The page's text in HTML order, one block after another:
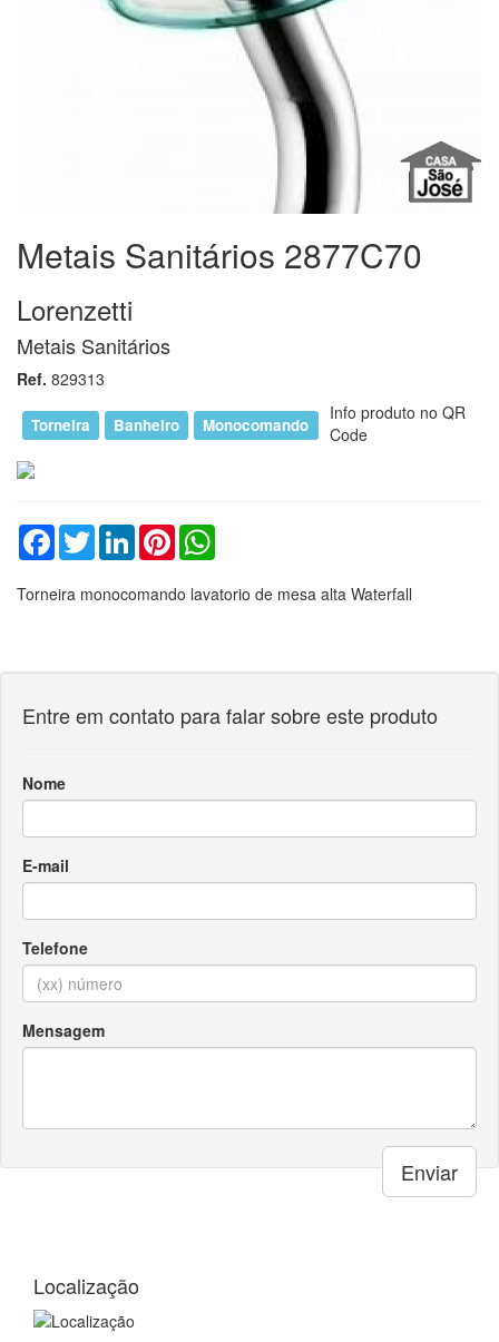
Metais Sanitários 2877C70
Lorenzetti
Metais Sanitários
Ref. 829313
Torneira Banheiro Monocomando
Info produto no QR
Code
Facebook
TwitterLinkedInPinterest
Torneira monocomando lavatorio de mesa alta Waterfall
Entre em contato para falar sobre este produto
Nome
E-mail
Telefone
Mensagem
Enviar
Localização